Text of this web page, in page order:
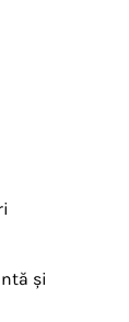
și